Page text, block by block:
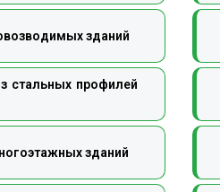
зданий
стальных профилей
зданий